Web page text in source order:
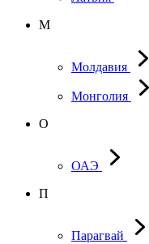
М
Молдавия
Монголия
О
ОАЭ
П
Парагвай